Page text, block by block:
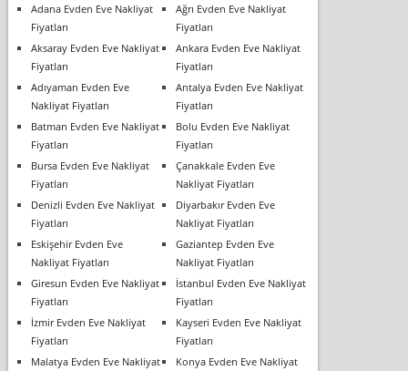
Adana Evden Eve Nakliyat
Fiyatları
Ağrı Evden Eve Nakliyat
Fiyatları
Aksaray Evden Eve Nakliyat
Fiyatları
Ankara Evden Eve Nakliyat
Fiyatları
Adıyaman Evden Eve
Nakliyat Fiyatları
Antalya Evden Eve Nakliyat
Fiyatları
Batman Evden Eve Nakliyat
Fiyatları
Bolu Evden Eve Nakliyat
Fiyatları
Bursa Evden Eve Nakliyat
Fiyatları
Çanakkale Evden Eve
Nakliyat Fiyatları
Denizli Evden Eve Nakliyat
Fiyatları
Diyarbakır Evden Eve
Nakliyat Fiyatları
Eskişehir Evden Eve
Nakliyat Fiyatları
Gaziantep Evden Eve
Nakliyat Fiyatları
Giresun Evden Eve Nakliyat
Fiyatları
İstanbul Evden Eve Nakliyat
Fiyatları
İzmir Evden Eve Nakliyat
Fiyatları
Kayseri Evden Eve Nakliyat
Fiyatları
Malatya Evden Eve Nakliyat
Konya Evden Eve Nakliyat